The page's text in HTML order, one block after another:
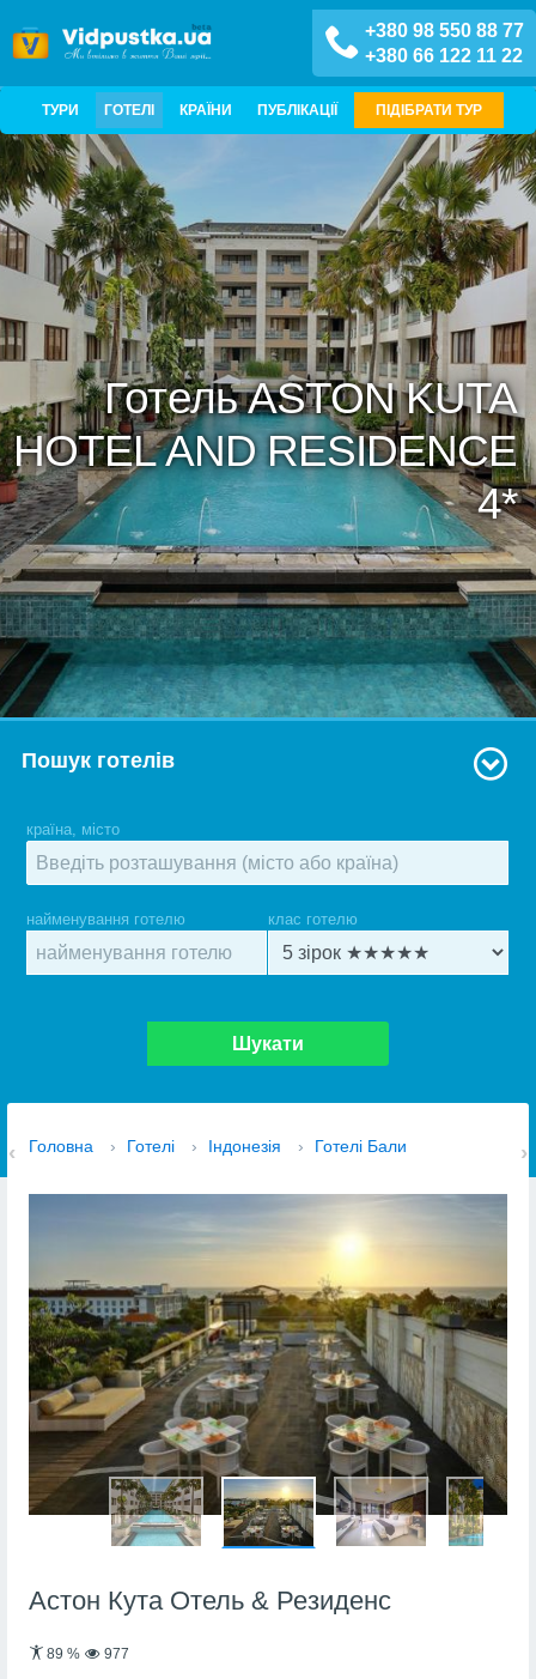
+380 98 550 88 77
+380 66 122 11 22
ТУРИ ГОТЕЛІ КРАЇНИ ПУБЛІКАЦІЇ ПІДІБРАТИ ТУР
Готель ASTON KUTA
HOTEL AND RESIDENCE
4*
Пошук готелів
країна, місто
найменування готелю клас готелю
Шукати
Головна › Готелі › Індонезія › Готелі Бали
Астон Кута Отель & Резиденс
89 % 977